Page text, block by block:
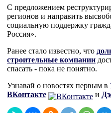
С предложением
регионов и направить
социальную поддержку
Россия».
Ранее стало известно, что д
строительные компании
спасать - пока не понятно.
Узнавай о новостях первым в
ВКонтакте
и